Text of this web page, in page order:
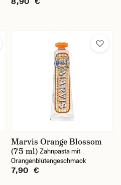
Marvis Orange Blossom
(75 ml) Zahnpasta mit
Orangenblütengeschmack
7,90 €